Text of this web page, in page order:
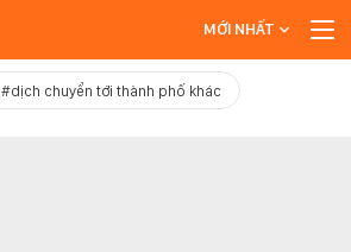
MỚI NHẤT
#dịch chuyển tới thành phố khác